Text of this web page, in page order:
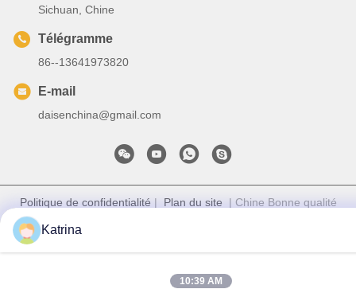
Sichuan, Chine
Télégramme
86--13641973820
E-mail
daisenchina@gmail.com
Politique de confidentialité| Plan du site| Chine Bonne qualité
Fan de plafond de HVLS Le fournisseur. 2020-2026 Sichuan
Junyi Industrial Equipment Co.,ltd Tous les droits réservés.
Katrina
10:39 AM